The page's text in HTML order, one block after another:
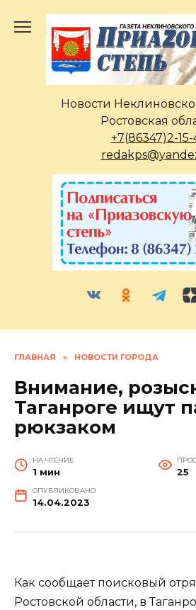
содержанию
Новости
Ростовская
+7(86347)2-15-
ГЛАВНАЯ » НОВОСТИ ГОРОДА
Внимание,
Таганроге ищут
рюкзаком
НА ЧТЕНИЕ
1 мин 25
ОПУБЛИКОВАНО
14.04.2023
Как сообщает поисковый
Ростовской области, в